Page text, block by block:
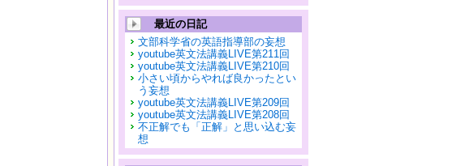
最近の日記
文部科学省の英語指導部の妄想
youtube英文法講義LIVE第211回
youtube英文法講義LIVE第210回
小さい頃からやれば良かったとい
う妄想
youtube英文法講義LIVE第209回
youtube英文法講義LIVE第208回
不正解でも「正解」と思い込む妄
想